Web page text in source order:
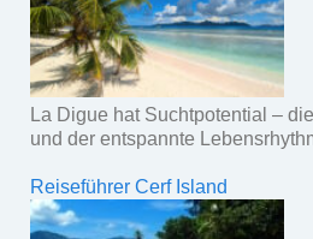
La Digue hat Suchtpotential –
und der entspannte
Reiseführer Cerf Island